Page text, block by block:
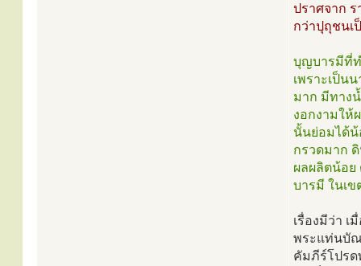
ปราศจาก ร
กว่าปุถุชนเ
บุญบารมีที่ท
เพราะเป็น
มาก มีทาง
งอกงามให้
นั้นย่อมได้น้
กรวดมาก
ผลผลิตน้อ
บารมี ในเ
เรื่องมีว่า
พระแท่นบัณ
คัมภีร์โปรด